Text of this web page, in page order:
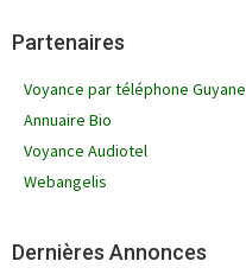
Partenaires
Voyance par téléphone Guyane
Annuaire Bio
Voyance Audiotel
Webangelis
Dernières Annonces